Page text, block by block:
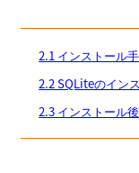
2.1 インストール
2.2 SQLiteのイン
2.3 インストール